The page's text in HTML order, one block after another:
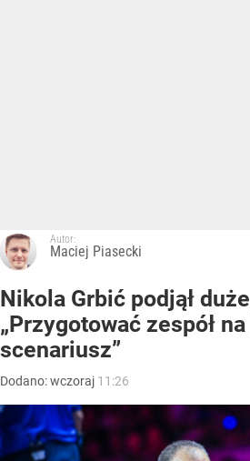
Autor:
Maciej Piasecki
Nikola Grbić podjął
„Przygotować zespół
scenariusz”
Dodano:wczoraj 11:26